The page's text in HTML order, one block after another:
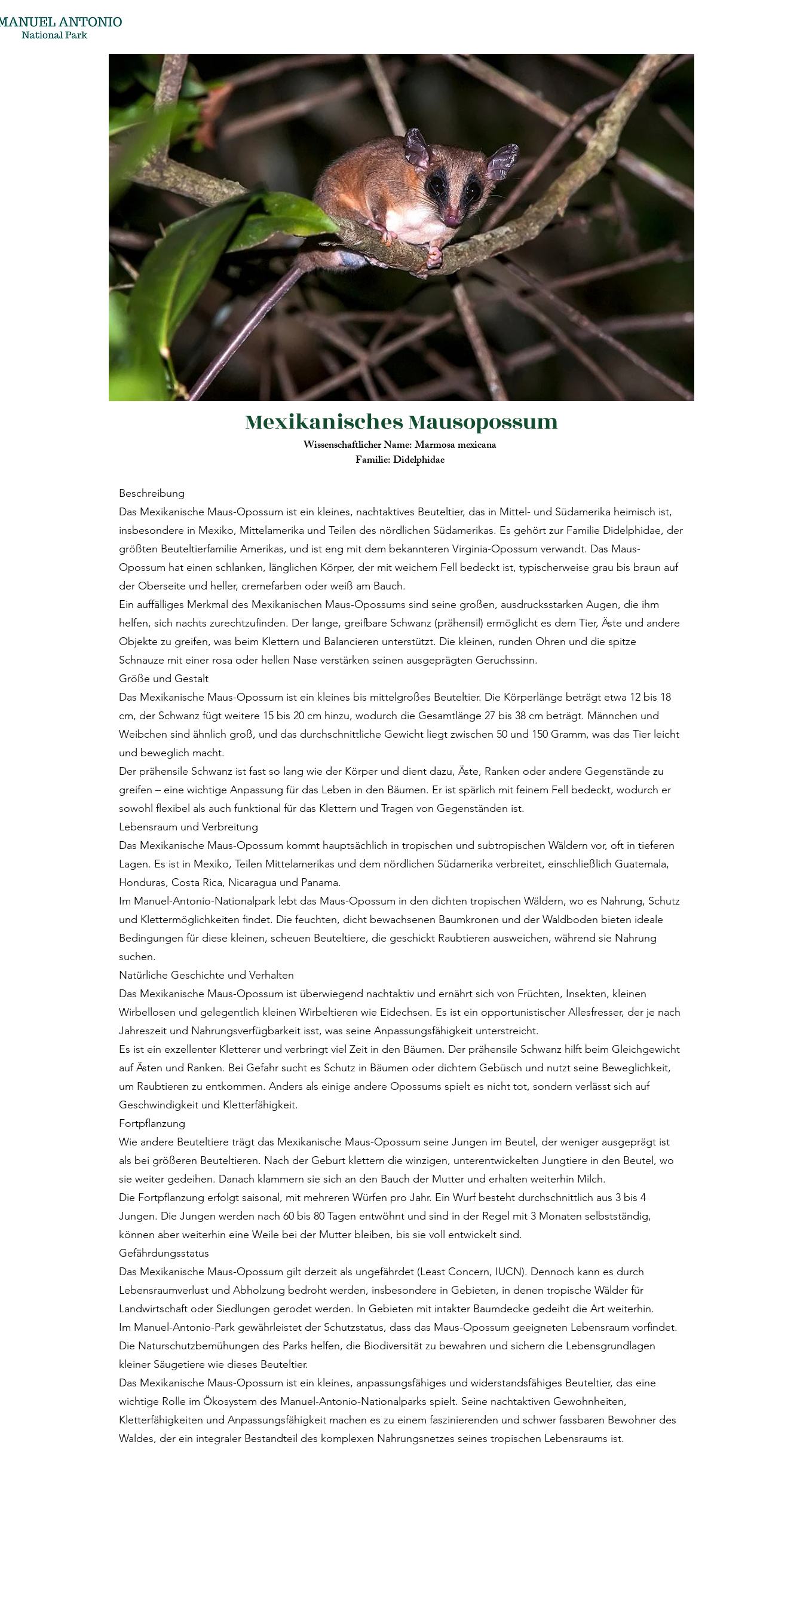
Mexikanisches Mausopossum
Wissenschaftlicher Name: Marmosa mexicana
Familie: Didelphidae
Beschreibung
Das Mexikanische Maus-Opossum ist ein kleines, nachtaktives Beuteltier, das in Mittel- und Südamerika heimisch ist,
insbesondere in Mexiko, Mittelamerika und Teilen des nördlichen Südamerikas. Es gehört zur Familie Didelphidae, der
größten Beuteltierfamilie Amerikas, und ist eng mit dem bekannteren Virginia-Opossum verwandt. Das Maus-
Opossum hat einen schlanken, länglichen Körper, der mit weichem Fell bedeckt ist, typischerweise grau bis braun auf
der Oberseite und heller, cremefarben oder weiß am Bauch.
Ein auffälliges Merkmal des Mexikanischen Maus-Opossums sind seine großen, ausdrucksstarken Augen, die ihm
helfen, sich nachts zurechtzufinden. Der lange, greifbare Schwanz (prähensil) ermöglicht es dem Tier, Äste und andere
Objekte zu greifen, was beim Klettern und Balancieren unterstützt. Die kleinen, runden Ohren und die spitze
Schnauze mit einer rosa oder hellen Nase verstärken seinen ausgeprägten Geruchssinn.
Größe und Gestalt
Das Mexikanische Maus-Opossum ist ein kleines bis mittelgroßes Beuteltier. Die Körperlänge beträgt etwa 12 bis 18
cm, der Schwanz fügt weitere 15 bis 20 cm hinzu, wodurch die Gesamtlänge 27 bis 38 cm beträgt. Männchen und
Weibchen sind ähnlich groß, und das durchschnittliche Gewicht liegt zwischen 50 und 150 Gramm, was das Tier leicht
und beweglich macht.
Der prähensile Schwanz ist fast so lang wie der Körper und dient dazu, Äste, Ranken oder andere Gegenstände zu
greifen – eine wichtige Anpassung für das Leben in den Bäumen. Er ist spärlich mit feinem Fell bedeckt, wodurch er
sowohl flexibel als auch funktional für das Klettern und Tragen von Gegenständen ist.
Lebensraum und Verbreitung
Das Mexikanische Maus-Opossum kommt hauptsächlich in tropischen und subtropischen Wäldern vor, oft in tieferen
Lagen. Es ist in Mexiko, Teilen Mittelamerikas und dem nördlichen Südamerika verbreitet, einschließlich Guatemala,
Honduras, Costa Rica, Nicaragua und Panama.
Im Manuel-Antonio-Nationalpark lebt das Maus-Opossum in den dichten tropischen Wäldern, wo es Nahrung, Schutz
und Klettermöglichkeiten findet. Die feuchten, dicht bewachsenen Baumkronen und der Waldboden bieten ideale
Bedingungen für diese kleinen, scheuen Beuteltiere, die geschickt Raubtieren ausweichen, während sie Nahrung
suchen.
Natürliche Geschichte und Verhalten
Das Mexikanische Maus-Opossum ist überwiegend nachtaktiv und ernährt sich von Früchten, Insekten, kleinen
Wirbellosen und gelegentlich kleinen Wirbeltieren wie Eidechsen. Es ist ein opportunistischer Allesfresser, der je nach
Jahreszeit und Nahrungsverfügbarkeit isst, was seine Anpassungsfähigkeit unterstreicht.
Es ist ein exzellenter Kletterer und verbringt viel Zeit in den Bäumen. Der prähensile Schwanz hilft beim Gleichgewicht
auf Ästen und Ranken. Bei Gefahr sucht es Schutz in Bäumen oder dichtem Gebüsch und nutzt seine Beweglichkeit,
um Raubtieren zu entkommen. Anders als einige andere Opossums spielt es nicht tot, sondern verlässt sich auf
Geschwindigkeit und Kletterfähigkeit.
Fortpflanzung
Wie andere Beuteltiere trägt das Mexikanische Maus-Opossum seine Jungen im Beutel, der weniger ausgeprägt ist
als bei größeren Beuteltieren. Nach der Geburt klettern die winzigen, unterentwickelten Jungtiere in den Beutel, wo
sie weiter gedeihen. Danach klammern sie sich an den Bauch der Mutter und erhalten weiterhin Milch.
Die Fortpflanzung erfolgt saisonal, mit mehreren Würfen pro Jahr. Ein Wurf besteht durchschnittlich aus 3 bis 4
Jungen. Die Jungen werden nach 60 bis 80 Tagen entwöhnt und sind in der Regel mit 3 Monaten selbstständig,
können aber weiterhin eine Weile bei der Mutter bleiben, bis sie voll entwickelt sind.
Gefährdungsstatus
Das Mexikanische Maus-Opossum gilt derzeit als ungefährdet (Least Concern, IUCN). Dennoch kann es durch
Lebensraumverlust und Abholzung bedroht werden, insbesondere in Gebieten, in denen tropische Wälder für
Landwirtschaft oder Siedlungen gerodet werden. In Gebieten mit intakter Baumdecke gedeiht die Art weiterhin.
Im Manuel-Antonio-Park gewährleistet der Schutzstatus, dass das Maus-Opossum geeigneten Lebensraum vorfindet.
Die Naturschutzbemühungen des Parks helfen, die Biodiversität zu bewahren und sichern die Lebensgrundlagen
kleiner Säugetiere wie dieses Beuteltier.
Das Mexikanische Maus-Opossum ist ein kleines, anpassungsfähiges und widerstandsfähiges Beuteltier, das eine
wichtige Rolle im Ökosystem des Manuel-Antonio-Nationalparks spielt. Seine nachtaktiven Gewohnheiten,
Kletterfähigkeiten und Anpassungsfähigkeit machen es zu einem faszinierenden und schwer fassbaren Bewohner des
Waldes, der ein integraler Bestandteil des komplexen Nahrungsnetzes seines tropischen Lebensraums ist.